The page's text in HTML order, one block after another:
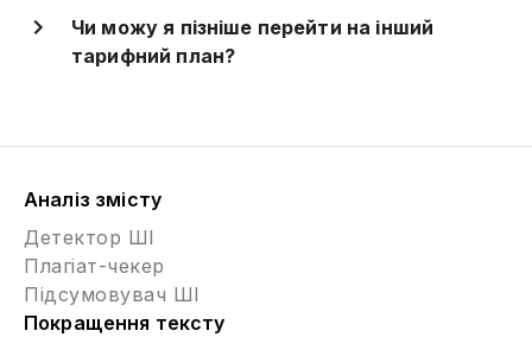
Чи можу я пізніше перейти на інший
тарифний план?
Аналіз змісту
Детектор ШІ
Плагіат-чекер
Підсумовувач ШІ
Покращення тексту